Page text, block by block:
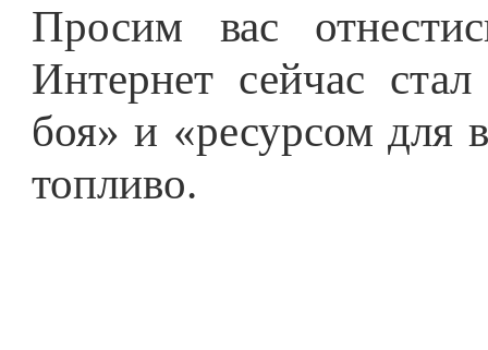
Просим вас
Интернет сейчас
боя» и «ресурсом для
топливо.